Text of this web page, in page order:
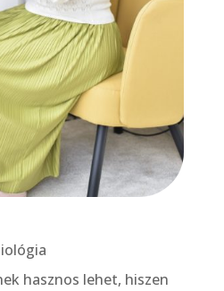
hasznos lehet, hiszen